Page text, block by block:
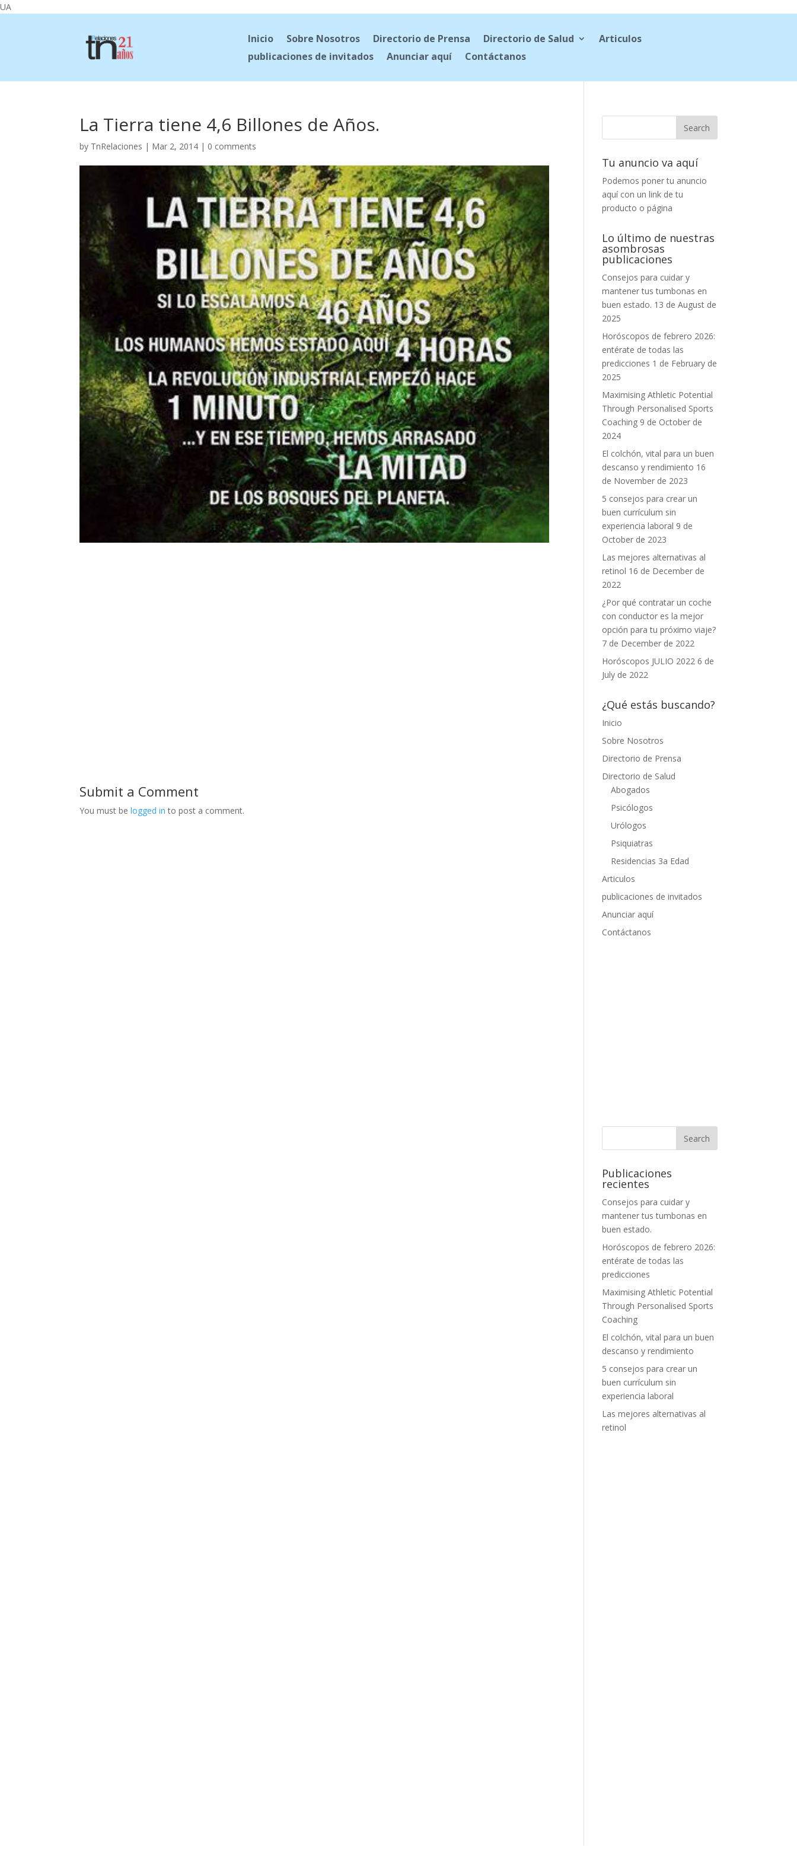
UA
Inicio Sobre Nosotros Directorio de Prensa Directorio de Salud
Articulos
publicaciones de invitados
Anunciar aquí Contáctanos
La Tierra tiene 4,6 Billones de Años.
by TnRelaciones | Mar 2, 2014 | 0 comments
Submit a Comment
You must belogged in to post a comment.
Tu anuncio va aquí
Podemos poner tu anuncio
aquí con un link de tu
producto o página
Lo último de nuestras
asombrosas
publicaciones
Consejos para cuidar y
mantener tus tumbonas en
buen estado. 13 de August de
2025
Horóscopos de febrero 2026:
entérate de todas las
predicciones 1 de February de
2025
Maximising Athletic Potential
Through Personalised Sports
Coaching 9 de October de
2024
El colchón, vital para un buen
descanso y rendimiento 16
de November de 2023
5 consejos para crear un
buen currículum sin
experiencia laboral 9 de
October de 2023
Las mejores alternativas al
retinol 16 de December de
2022
¿Por qué contratar un coche
con conductor es la mejor
opción para tu próximo viaje?
7 de December de 2022
Horóscopos JULIO 2022 6 de
July de 2022
¿Qué estás buscando?
Inicio
Sobre Nosotros
Directorio de Prensa
Directorio de Salud
Abogados
Psicólogos
Urólogos
Psiquiatras
Residencias 3a Edad
Articulos
publicaciones de invitados
Anunciar aquí
Contáctanos
Publicaciones
recientes
Consejos para cuidar y
mantener tus tumbonas en
buen estado.
Horóscopos de febrero 2026:
entérate de todas las
predicciones
Maximising Athletic Potential
Through Personalised Sports
Coaching
El colchón, vital para un buen
descanso y rendimiento
5 consejos para crear un
buen currículum sin
experiencia laboral
Las mejores alternativas al
retinol